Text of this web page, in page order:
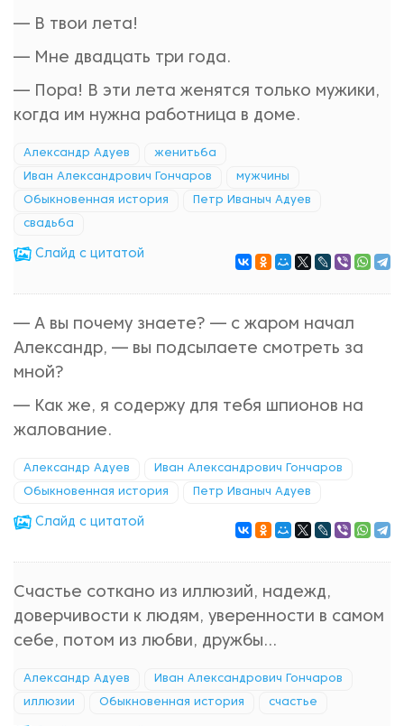
— В твои лета!
— Мне двадцать три года.
— Пора! В эти лета женятся только мужики,
когда им нужна работница в доме.
Александр Адуев женитьба
Иван Александрович Гончаров мужчины
Обыкновенная история Петр Иваныч Адуев
свадьба
Cлайд с цитатой
— А вы почему знаете? — с жаром начал
Александр, — вы подсылаете смотреть за
мной?
— Как же, я содержу для тебя шпионов на
жалование.
Александр Адуев Иван Александрович Гончаров
Обыкновенная история Петр Иваныч Адуев
Cлайд с цитатой
Счастье соткано из иллюзий, надежд,
доверчивости к людям, уверенности в самом
себе, потом из любви, дружбы…
Александр Адуев Иван Александрович Гончаров
иллюзии Обыкновенная история счастье